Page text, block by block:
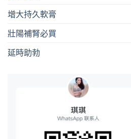
增大持久軟膏
壯陽補腎必買
延時助勃